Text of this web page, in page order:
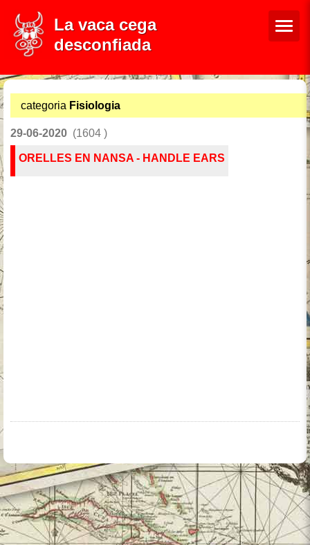
La vaca cega
desconfiada
categoria Fisiologia
29-06-2020 (1604 )
ORELLES EN NANSA - HANDLE EARS